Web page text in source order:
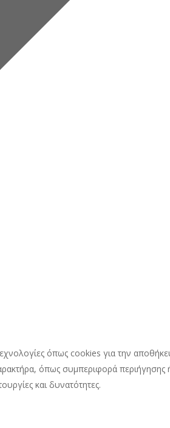
όπως cookies για την
όπως συμπεριφορά
και δυνατότητες.